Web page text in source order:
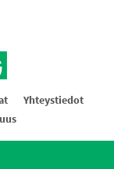
Yhteystiedot